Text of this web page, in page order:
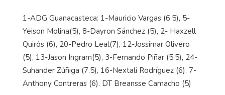
1-ADG Guanacasteca: 1-Mauricio Vargas (6.5), 5-
Yeison Molina(5), 8-Dayron Sánchez (5), 2- Haxzell
Quirós (6), 20-Pedro Leal(7), 12-Jossimar Olivero
(5), 13-Jason Ingram(5), 3-Fernando Piñar (5.5), 24-
Suhander Zúñiga (7.5), 16-Nextali Rodríguez (6), 7-
Anthony Contreras (6). DT Breansse Camacho (5)